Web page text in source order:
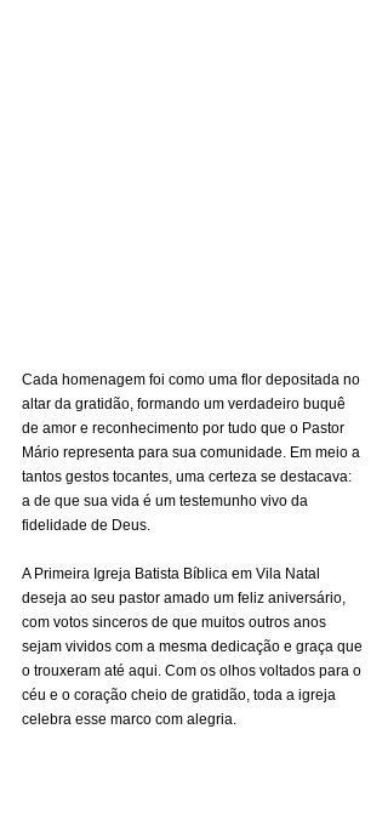
Cada homenagem foi como uma flor depositada no
altar da gratidão, formando um verdadeiro buquê
de amor e reconhecimento por tudo que o Pastor
Mário representa para sua comunidade. Em meio a
tantos gestos tocantes, uma certeza se destacava:
a de que sua vida é um testemunho vivo da
fidelidade de Deus.
A Primeira Igreja Batista Bíblica em Vila Natal
deseja ao seu pastor amado um feliz aniversário,
com votos sinceros de que muitos outros anos
sejam vividos com a mesma dedicação e graça que
o trouxeram até aqui. Com os olhos voltados para o
céu e o coração cheio de gratidão, toda a igreja
celebra esse marco com alegria.